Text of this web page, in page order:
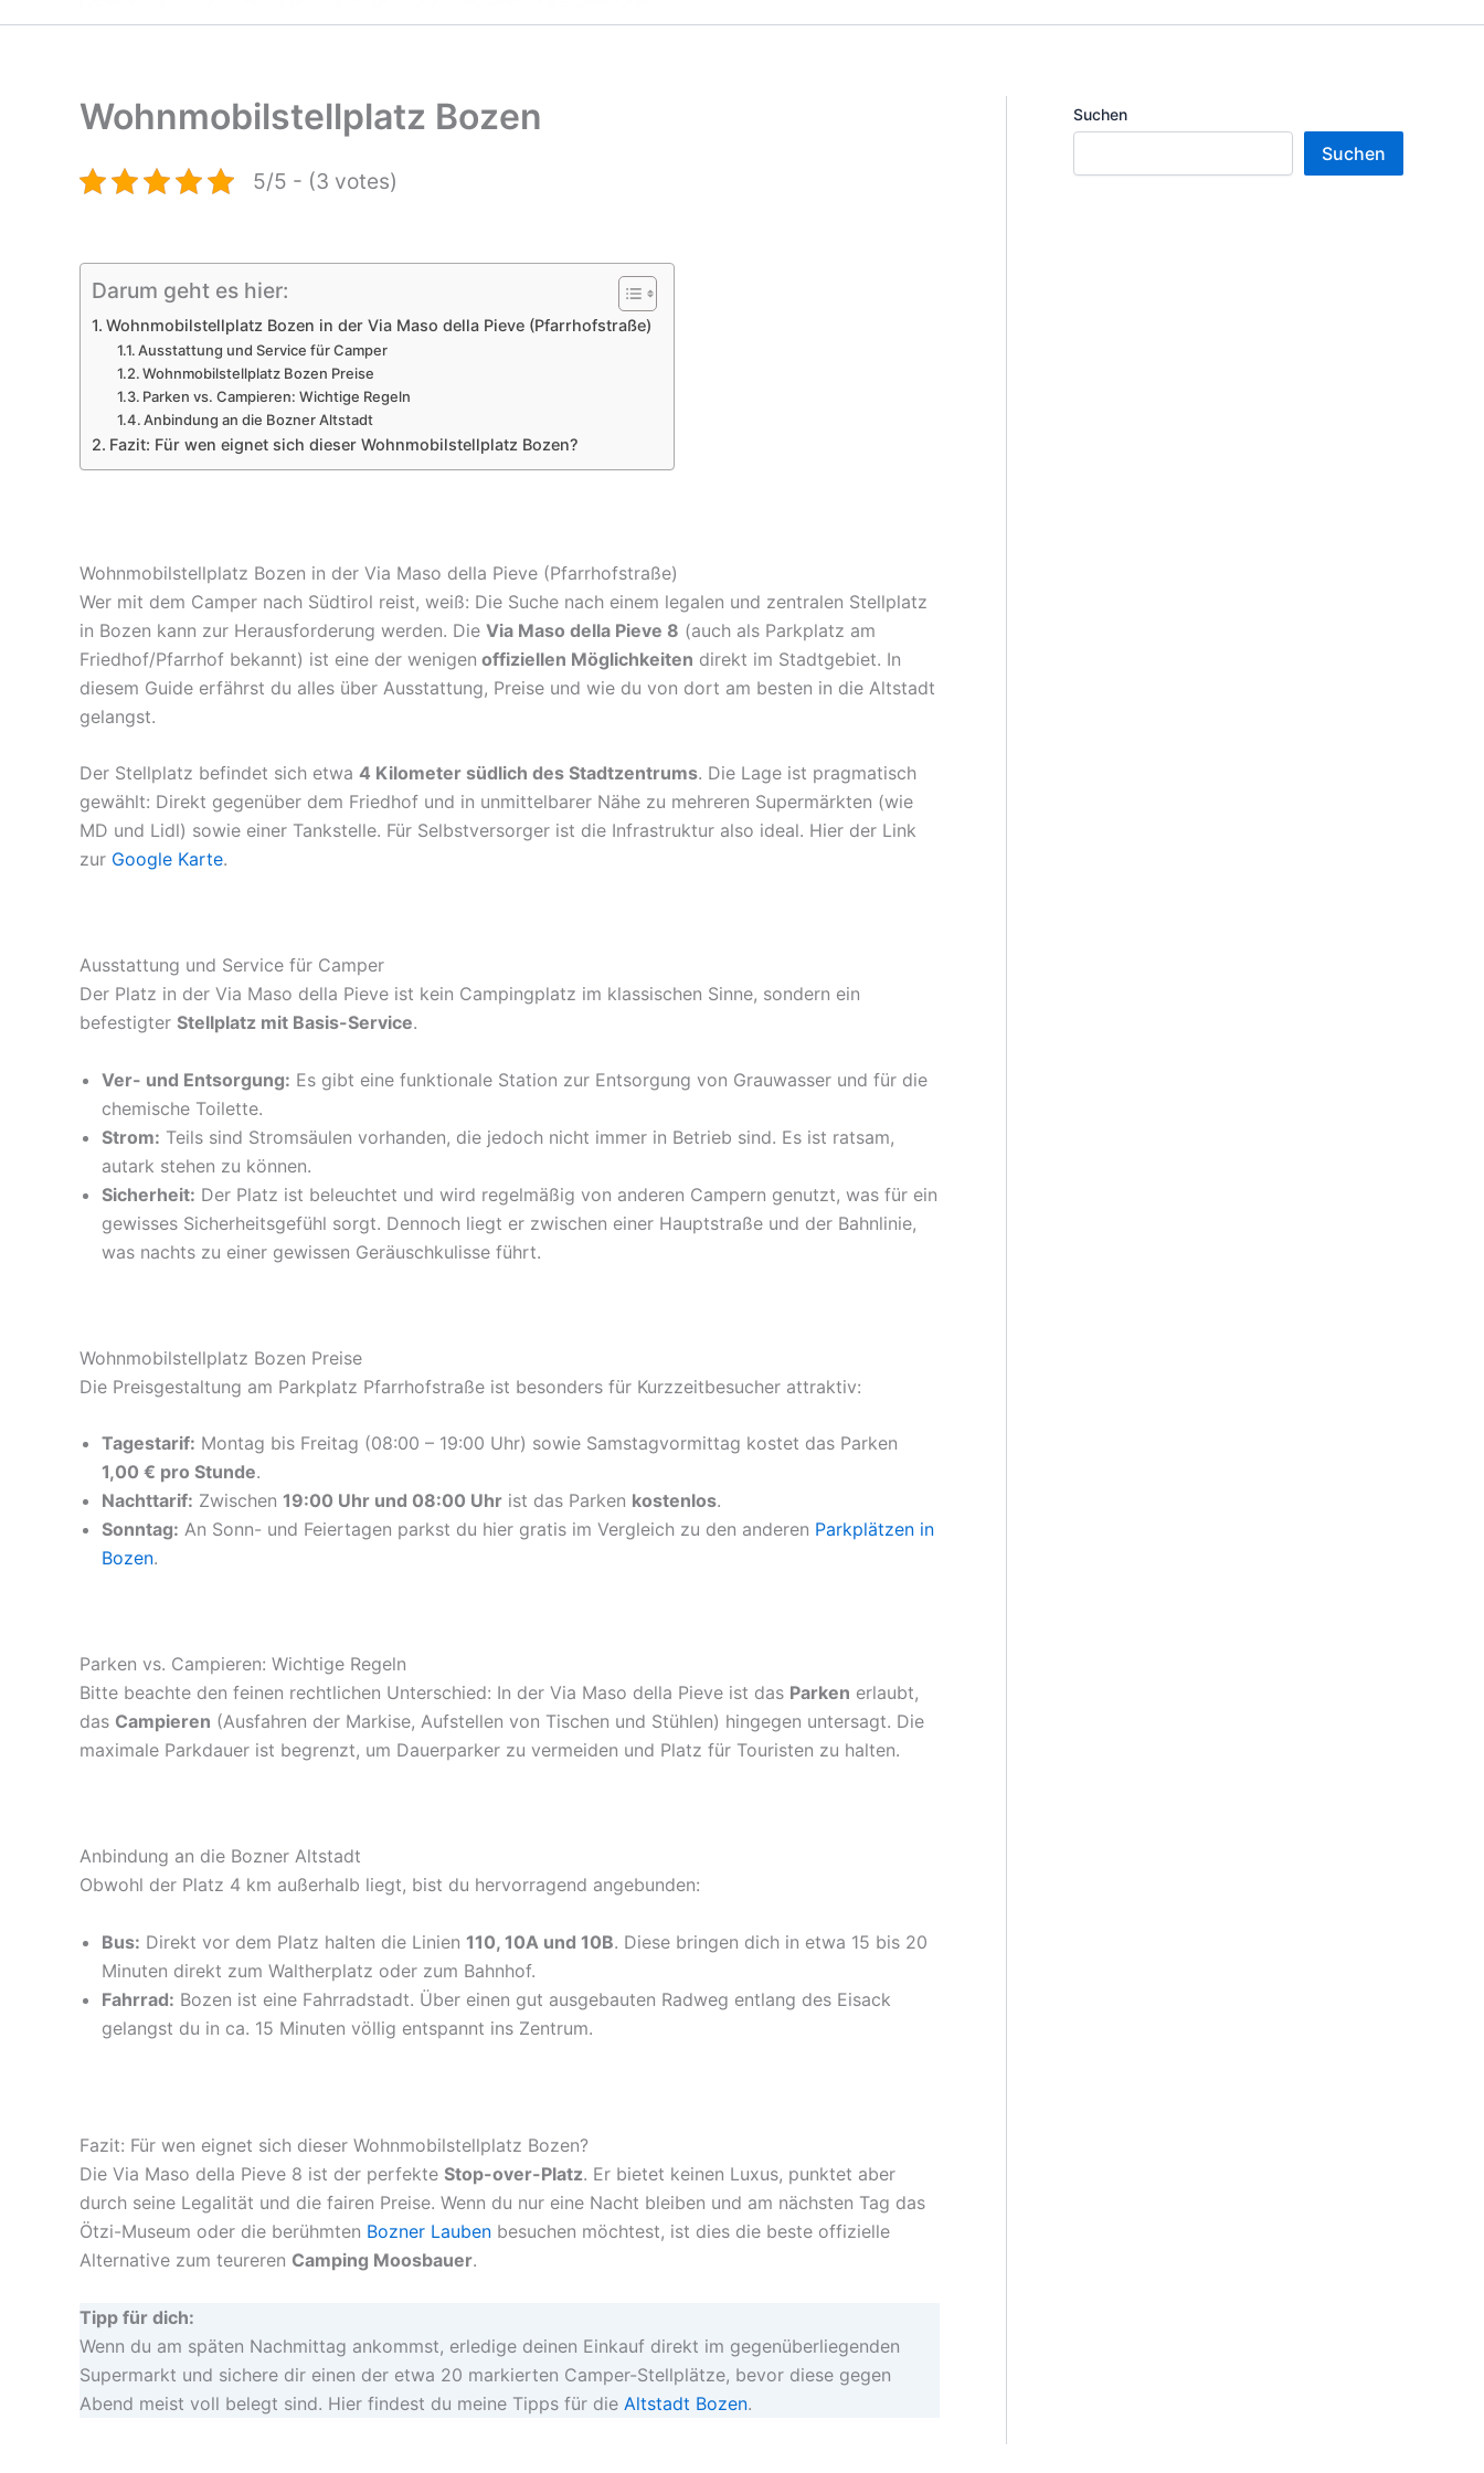
Wohnmobilstellplatz Bozen
5/5 - (3 votes)
Darum geht es hier:
Wohnmobilstellplatz Bozen in der Via Maso della Pieve (Pfarrhofstraße)
Ausstattung und Service für Camper
Wohnmobilstellplatz Bozen Preise
Parken vs. Campieren: Wichtige Regeln
Anbindung an die Bozner Altstadt
Fazit: Für wen eignet sich dieser Wohnmobilstellplatz Bozen?
Wohnmobilstellplatz Bozen in der Via Maso della Pieve (Pfarrhofstraße)
Wer mit dem Camper nach Südtirol reist, weiß: Die Suche nach einem legalen und zentralen Stellplatz
in Bozen kann zur Herausforderung werden. Die Via Maso della Pieve 8 (auch als Parkplatz am
Friedhof/Pfarrhof bekannt) ist eine der wenigen offiziellen Möglichkeiten direkt im Stadtgebiet. In
diesem Guide erfährst du alles über Ausstattung, Preise und wie du von dort am besten in die Altstadt
gelangst.
Der Stellplatz befindet sich etwa 4 Kilometer südlich des Stadtzentrums. Die Lage ist pragmatisch
gewählt: Direkt gegenüber dem Friedhof und in unmittelbarer Nähe zu mehreren Supermärkten (wie
MD und Lidl) sowie einer Tankstelle. Für Selbstversorger ist die Infrastruktur also ideal. Hier der Link
zur Google Karte.
Ausstattung und Service für Camper
Der Platz in der Via Maso della Pieve ist kein Campingplatz im klassischen Sinne, sondern ein
befestigter Stellplatz mit Basis-Service.
Ver- und Entsorgung: Es gibt eine funktionale Station zur Entsorgung von Grauwasser und für die
chemische Toilette.
Strom: Teils sind Stromsäulen vorhanden, die jedoch nicht immer in Betrieb sind. Es ist ratsam,
autark stehen zu können.
Sicherheit: Der Platz ist beleuchtet und wird regelmäßig von anderen Campern genutzt, was für ein
gewisses Sicherheitsgefühl sorgt. Dennoch liegt er zwischen einer Hauptstraße und der Bahnlinie,
was nachts zu einer gewissen Geräuschkulisse führt.
Wohnmobilstellplatz Bozen Preise
Die Preisgestaltung am Parkplatz Pfarrhofstraße ist besonders für Kurzzeitbesucher attraktiv:
Tagestarif: Montag bis Freitag (08:00 – 19:00 Uhr) sowie Samstagvormittag kostet das Parken
1,00 € pro Stunde.
Nachttarif: Zwischen 19:00 Uhr und 08:00 Uhr ist das Parken kostenlos.
Sonntag: An Sonn- und Feiertagen parkst du hier gratis im Vergleich zu den anderen Parkplätzen in
Bozen.
Parken vs. Campieren: Wichtige Regeln
Bitte beachte den feinen rechtlichen Unterschied: In der Via Maso della Pieve ist das Parken erlaubt,
das Campieren (Ausfahren der Markise, Aufstellen von Tischen und Stühlen) hingegen untersagt. Die
maximale Parkdauer ist begrenzt, um Dauerparker zu vermeiden und Platz für Touristen zu halten.
Anbindung an die Bozner Altstadt
Obwohl der Platz 4 km außerhalb liegt, bist du hervorragend angebunden:
Bus: Direkt vor dem Platz halten die Linien 110, 10A und 10B. Diese bringen dich in etwa 15 bis 20
Minuten direkt zum Waltherplatz oder zum Bahnhof.
Fahrrad: Bozen ist eine Fahrradstadt. Über einen gut ausgebauten Radweg entlang des Eisack
gelangst du in ca. 15 Minuten völlig entspannt ins Zentrum.
Fazit: Für wen eignet sich dieser Wohnmobilstellplatz Bozen?
Die Via Maso della Pieve 8 ist der perfekte Stop-over-Platz. Er bietet keinen Luxus, punktet aber
durch seine Legalität und die fairen Preise. Wenn du nur eine Nacht bleiben und am nächsten Tag das
Ötzi-Museum oder die berühmten Bozner Lauben besuchen möchtest, ist dies die beste offizielle
Alternative zum teureren Camping Moosbauer.
Tipp für dich:
Wenn du am späten Nachmittag ankommst, erledige deinen Einkauf direkt im gegenüberliegenden
Supermarkt und sichere dir einen der etwa 20 markierten Camper-Stellplätze, bevor diese gegen
Abend meist voll belegt sind. Hier findest du meine Tipps für die Altstadt Bozen.
Suchen
Suchen